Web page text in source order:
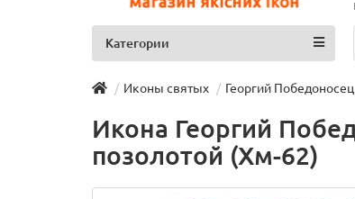
Категории
Иконы святых Георгий Победоносец
Икона Георгий
позолотой (Хм-62)